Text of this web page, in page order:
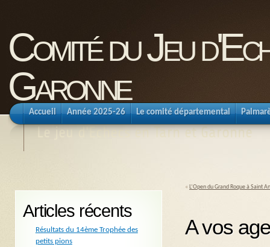
Comité du Jeu
Garonne
Le jeu d'Echecs en Tarn et Garonne
Accueil Année 2025-26 Le comité départemental
« L’Open du Grand Roque à Saint
A vos
Articles récents
Résultats du 14ème Trophée des
petits pions